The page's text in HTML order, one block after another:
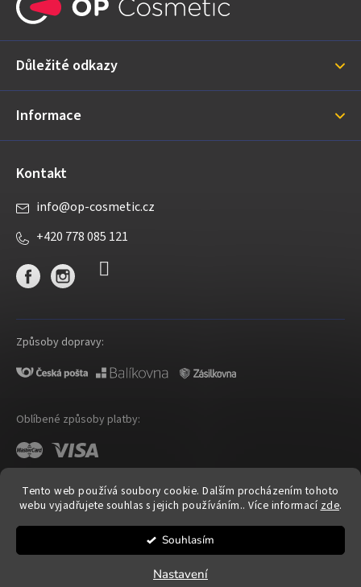
Tento web používá soubory cookie. Dalším procházením tohoto
webu vyjadřujete souhlas s jejich používáním.. Více informací zde.
Souhlasím
Nastavení
a
í
Důležité odkazy
Informace
Kontakt
info@op-cosmetic.cz
+420 778 085 121
Způsoby dopravy:
Oblíbené způsoby platby:
Shoptet |mime digital
OP Cosmetic
Upravit nastavení cookies